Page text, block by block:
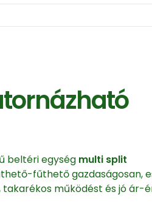
beltéri egység multi split
fűthető gazdaságosan,
takarékos működést és jó ár-